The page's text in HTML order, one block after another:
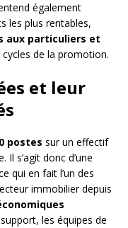
également
les plus rentables,
aux particuliers et
de la promotion.
et leur
postes sur un effectif
Il s’agit donc d’une
qui en fait l’un des
immobilier depuis
les équipes de